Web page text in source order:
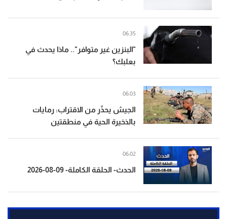
"البنزين غير متوافر".. ماذا يحدث في
بعلبك؟
06:35
الجيش يحذّر من الاقتراب: رمايات
بالذخيرة الحية في منطقتين
06:03
الحدث- الحلقة الكاملة- 09-08-2026
06:02